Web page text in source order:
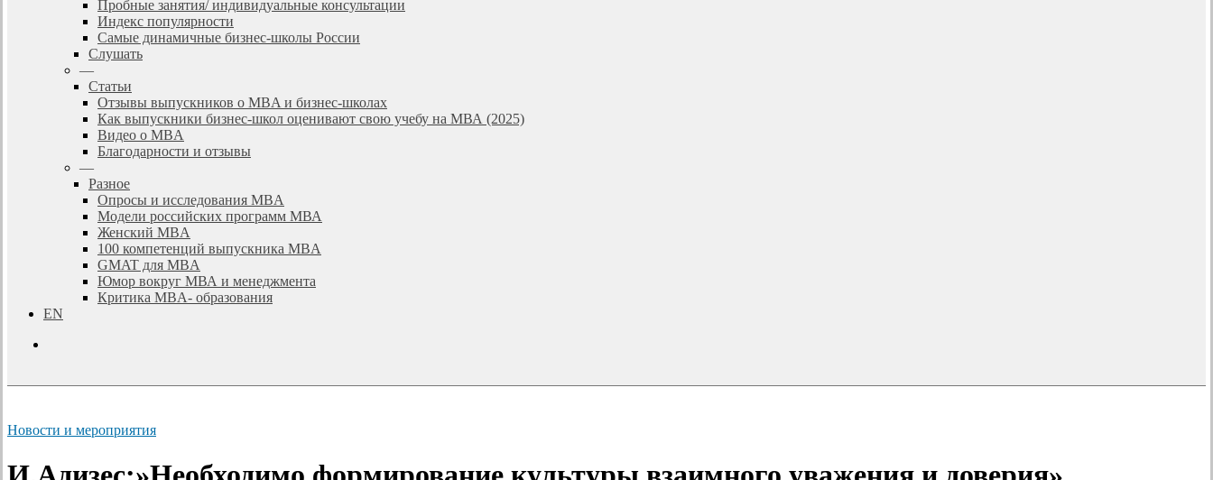
Пробные занятия/ индивидуальные консультации
Индекс популярности
Самые динамичные бизнес-школы России
Слушать
—
Статьи
Отзывы выпускников о MBA и бизнес-школах
Как выпускники бизнес-школ оценивают свою учебу на МВА (2025)
Видео о MBA
Благодарности и отзывы
—
Разное
Опросы и исследования MBA
Модели российских программ МВА
Женский MBA
100 компетенций выпускника MBA
GMAT для MBA
Юмор вокруг МВА и менеджмента
Критика MBA- образования
EN
Новости и мероприятия